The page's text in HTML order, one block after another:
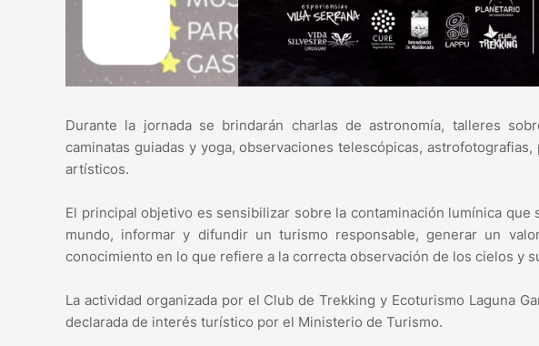
Durante la jornada se brindarán charlas de astronomía, talleres
caminatas guiadas y yoga, observaciones telescópicas,
artísticos.
El principal objetivo es sensibilizar sobre la contaminación lumínica
mundo, informar y difundir un turismo responsable, generar un
conocimiento en lo que refiere a la correcta observación de los cielos y
La actividad organizada por el Club de Trekking y Ecoturismo Laguna
declarada de interés turístico por el Ministerio de Turismo.